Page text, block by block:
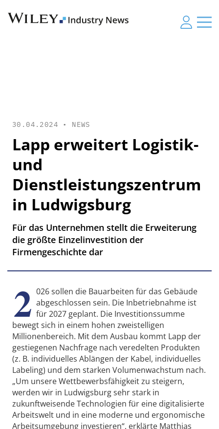
30.04.2024 • NEWS
Lapp erweitert Logistik-
und
Dienstleistungszentrum
in Ludwigsburg
Für das Unternehmen stellt die Erweiterung
die größte Einzelinvestition der
Firmengeschichte dar
2 026 sollen die Bauarbeiten für das Gebäude
abgeschlossen sein. Die Inbetriebnahme ist
für 2027 geplant. Die Investitionssumme
bewegt sich in einem hohen zweistelligen
Millionenbereich. Mit dem Ausbau kommt Lapp der
gestiegenen Nachfrage nach veredelten Produkten
(z. B. individuelles Ablängen der Kabel, individuelles
Labeling) und dem starken Volumenwachstum nach.
„Um unsere Wettbewerbsfähigkeit zu steigern,
werden wir in Ludwigsburg sehr stark in
zukunftweisende Technologien für eine digitalisierte
Arbeitswelt und in eine moderne und ergonomische
Arbeitsumgebung investieren“, erklärte Matthias